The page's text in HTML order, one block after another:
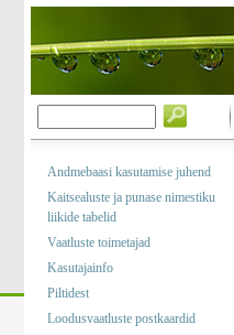
Andmebaasi kasutamise juhend
Kaitsealuste ja punase nimestiku
liikide tabelid
Vaatluste toimetajad
Kasutajainfo
Piltidest
Loodusvaatluste postkaardid